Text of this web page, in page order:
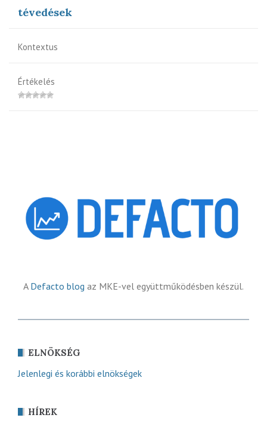
tévedések
Kontextus
Értékelés
A Defacto blog az MKE-vel együttműködésben készül.
ELNÖKSÉG
Jelenlegi és korábbi elnökségek
HÍREK